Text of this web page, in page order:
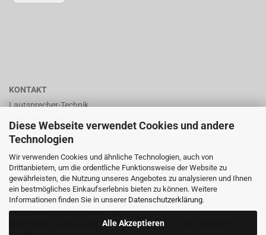
Diese Webseite verwendet Cookies und andere
Technologien
Wir verwenden Cookies und ähnliche Technologien, auch von
Drittanbietern, um die ordentliche Funktionsweise der Website zu
gewährleisten, die Nutzung unseres Angebotes zu analysieren und Ihnen
ein bestmögliches Einkaufserlebnis bieten zu können. Weitere
Informationen finden Sie in unserer Datenschutzerklärung.
Alle Akzeptieren
KONTAKT
Lautsprecher-Technik
Frankenhäuserstr. 65
99706 Sondershausen
shop@lautsprecher-technik.de
Tel.: +49 (0) 36 32 / 757 876
Fax: +49 (0) 36 32 / 757 875
Mobil: +49 (0) 173 / 32 44 770
kostenlose Beratung per Email oder Telefon nur für registrierte